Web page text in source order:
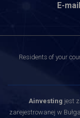
E-
Residents of your
Ainvesting jest
zarejestrowanej w